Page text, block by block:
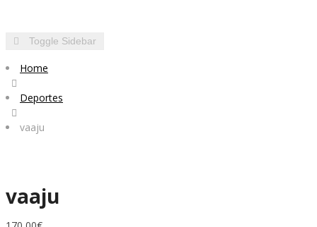
Toggle Sidebar
Home
Deportes
vaaju
vaaju